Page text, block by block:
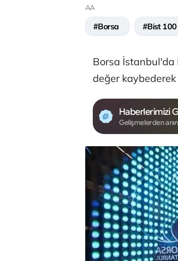
AA
#Borsa #Bist 100
Borsa İstanbul'da
değer
Haberlerimizi
Gelişmelerden